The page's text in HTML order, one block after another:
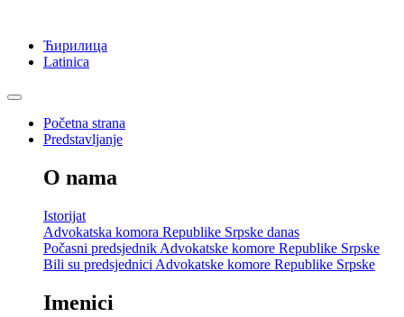
Ћирилица
Latinica
Početna strana
Predstavljanje
O nama
Istorijat
Advokatska komora Republike Srpske danas
Počasni predsjednik Advokatske komore Republike Srpske
Bili su predsjednici Advokatske komore Republike Srpske
Imenici